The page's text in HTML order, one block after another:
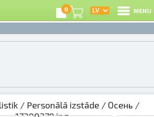
0 MENU
listik / Personālā izstāde / Осень /